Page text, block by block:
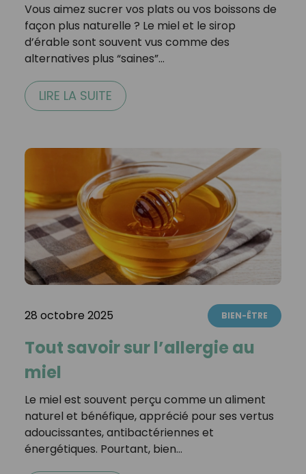
Vous aimez sucrer vos plats ou vos boissons de
façon plus naturelle ? Le miel et le sirop
d’érable sont souvent vus comme des
alternatives plus “saines”…
LIRE LA SUITE
28 octobre 2025 BIEN-ÊTRE
Tout savoir sur l’allergie au
miel
Le miel est souvent perçu comme un aliment
naturel et bénéfique, apprécié pour ses vertus
adoucissantes, antibactériennes et
énergétiques. Pourtant, bien…